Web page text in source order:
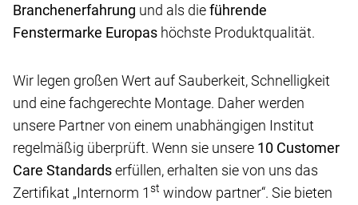
Branchenerfahrung und als dieführende
Fenstermarke Europas höchste Produktqualität.
Wir legen großen Wert auf Sauberkeit, Schnelligkeit
und eine fachgerechte Montage. Daher werden
unsere Partner von einem unabhängigen Institut
regelmäßig überprüft. Wenn sie unsere 10 Customer
Care Standardserfüllen, erhalten sie von uns das
Zertifikat „Internorm 1st window partner“. Sie bieten